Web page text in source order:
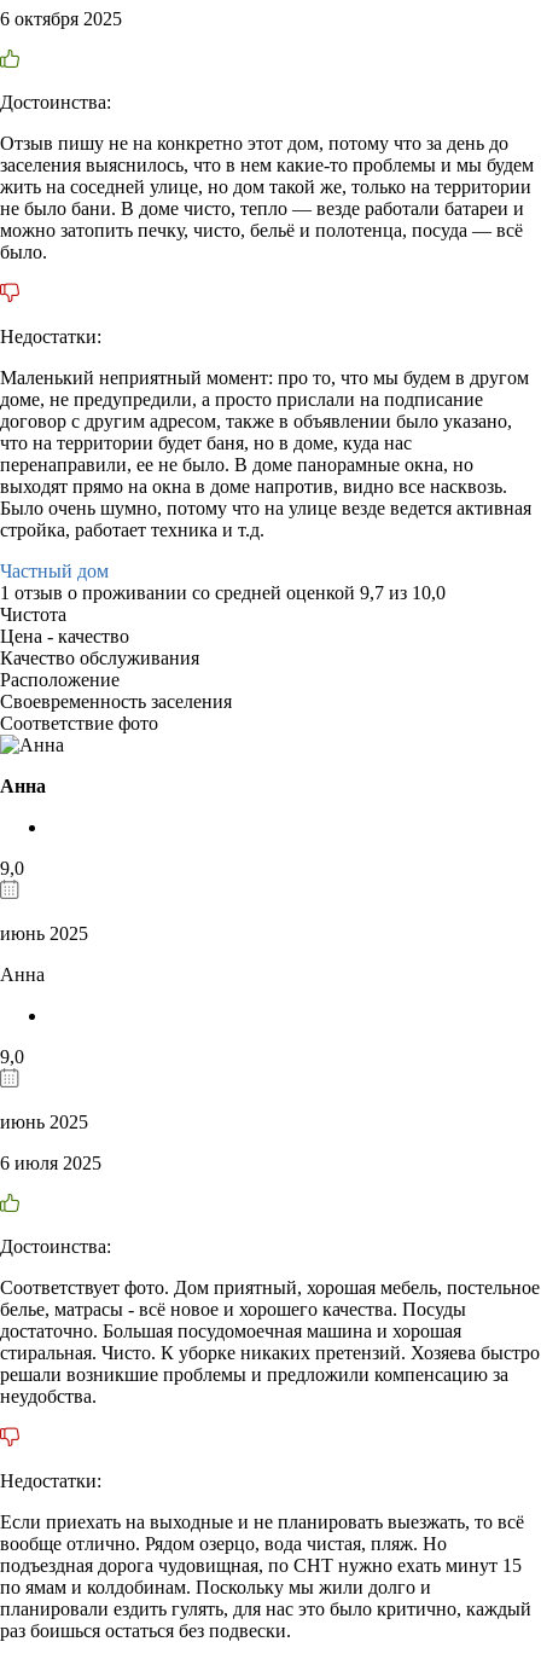
6 октября 2025
Достоинства:
Отзыв пишу не на конкретно этот дом, потому что за день до
заселения выяснилось, что в нем какие-то проблемы и мы будем
жить на соседней улице, но дом такой же, только на территории
не было бани. В доме чисто, тепло — везде работали батареи и
можно затопить печку, чисто, бельё и полотенца, посуда — всё
было.
Недостатки:
Маленький неприятный момент: про то, что мы будем в другом
доме, не предупредили, а просто прислали на подписание
договор с другим адресом, также в объявлении было указано,
что на территории будет баня, но в доме, куда нас
перенаправили, ее не было. В доме панорамные окна, но
выходят прямо на окна в доме напротив, видно все насквозь.
Было очень шумно, потому что на улице везде ведется активная
стройка, работает техника и т.д.
Частный дом
1 отзыв о проживании со средней оценкой 9,7 из 10,0
Чистота
Цена - качество
Качество обслуживания
Расположение
Своевременность заселения
Соответствие фото
Анна
9,0
июнь 2025
Анна
9,0
июнь 2025
6 июля 2025
Достоинства:
Соответствует фото. Дом приятный, хорошая мебель, постельное
белье, матрасы - всё новое и хорошего качества. Посуды
достаточно. Большая посудомоечная машина и хорошая
стиральная. Чисто. К уборке никаких претензий. Хозяева быстро
решали возникшие проблемы и предложили компенсацию за
неудобства.
Недостатки:
Если приехать на выходные и не планировать выезжать, то всё
вообще отлично. Рядом озерцо, вода чистая, пляж. Но
подъездная дорога чудовищная, по СНТ нужно ехать минут 15
по ямам и колдобинам. Поскольку мы жили долго и
планировали ездить гулять, для нас это было критично, каждый
раз боишься остаться без подвески.